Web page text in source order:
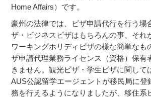
Home Affairs）です。
豪州の法律では、ビザ申請代行を行う場
ザ・ビジネスビザはもちろんの事、それ
ワーキングホリディビザの様な簡単なも
ザ申請代理業務ライセンス（資格）保有
きません。観光ビザ・学生ビザに関して
AUS公認留学エージェントが移民局に登
務を行えるようになりましたが、移住系